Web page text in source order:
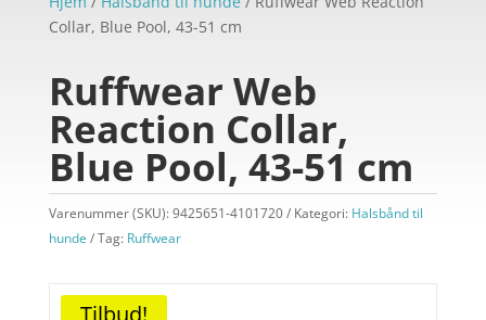
Collar, Blue Pool, 43-51 cm
Ruffwear Web
Reaction Collar,
Blue Pool, 43-51 cm
Varenummer (SKU):9425651-4101720 Kategori: Halsbånd til
hunde
Tag: Ruffwear
Tilbud!